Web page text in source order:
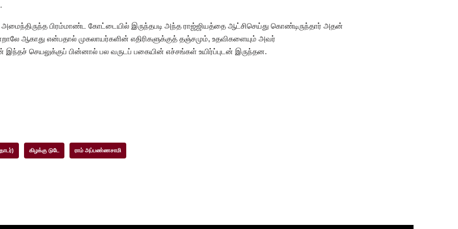
அமைந்திருந்த பிரம்மாண்ட கோட்டையில் இருந்தபடி அந்த ராஜ்ஜியத்தை ஆட்சிசெய்து கொண்டிருந்தார் அதன்
ஆகாது என்பதால் முகலாயர்களின் எதிரிகளுக்குத் தஞ்சமும், உதவிகளையும் அவர்
செயலுக்குப் பின்னால் பல வருடப் பகையின் எச்சங்கள் உயிர்ப்புடன் இருந்தன.
கிழக்கு டுடே ராம் அப்பண்ணசாமி